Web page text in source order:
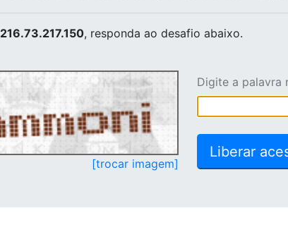
216.73.217.150, responda ao desafio abaixo.
[trocar imagem]
Digite a palavra